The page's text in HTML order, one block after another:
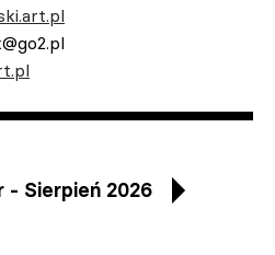
- Sierpień 2026